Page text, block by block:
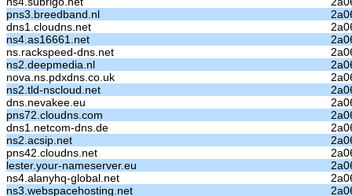
pns3.breedband.nl
dns1.cloudns.net
ns4.as16661.net
ns.rackspeed-dns.net
ns2.deepmedia.nl
nova.ns.pdxdns.co.uk
ns2.tld-nscloud.net
dns.nevakee.eu
pns72.cloudns.com
dns1.netcom-dns.de
ns2.acsip.net
pns42.cloudns.net
lester.your-nameserver.eu
ns4.alanyhq-global.net
ns3.webspacehosting.net